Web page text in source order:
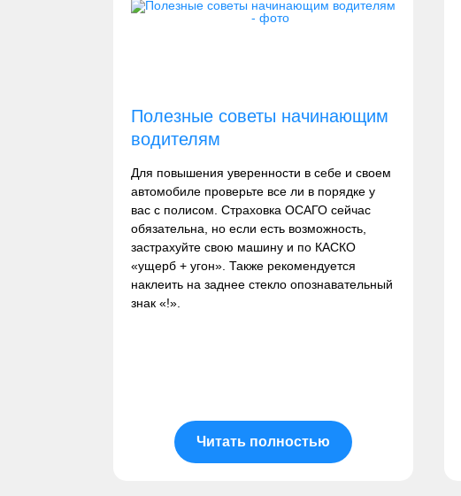
Полезные советы начинающим
водителям
Для повышения уверенности в себе и своем
автомобиле проверьте все ли в порядке у
вас с полисом. Страховка ОСАГО сейчас
обязательна, но если есть возможность,
застрахуйте свою машину и по КАСКО
«ущерб + угон». Также рекомендуется
наклеить на заднее стекло опознавательный
знак «!».
Читать полностью